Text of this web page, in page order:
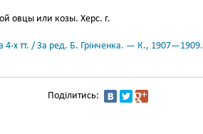
овцы или козы. Херс. г.
4-х тт. / За ред. Б. Грінченка. — К., 1907—1909.
Поділитись: